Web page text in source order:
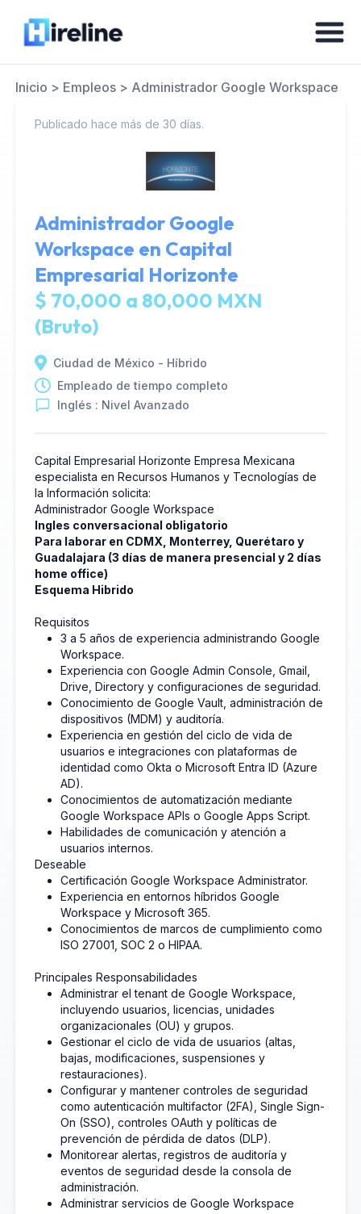
Inicio > Empleos> Administrador Google Workspace
Publicado hace más de 30 días.
Administrador Google
Workspace en Capital
Empresarial Horizonte
$ 70,000 a 80,000 MXN
(Bruto)
Ciudad de México - Híbrido
Empleado de tiempo completo
Inglés : Nivel Avanzado
Capital Empresarial Horizonte Empresa Mexicana
especialista en Recursos Humanos y Tecnologías de
la Información solicita:
Administrador Google Workspace
Ingles conversacional obligatorio
Para laborar en CDMX, Monterrey, Querétaro y
Guadalajara (3 días de manera presencial y 2 días
home office)
Esquema Hibrido
Requisitos
3 a 5 años de experiencia administrando Google
Workspace.
Experiencia con Google Admin Console, Gmail,
Drive, Directory y configuraciones de seguridad.
Conocimiento de Google Vault, administración de
dispositivos (MDM) y auditoría.
Experiencia en gestión del ciclo de vida de
usuarios e integraciones con plataformas de
identidad como Okta o Microsoft Entra ID (Azure
AD).
Conocimientos de automatización mediante
Google Workspace APIs o Google Apps Script.
Habilidades de comunicación y atención a
usuarios internos.
Deseable
Certificación Google Workspace Administrator.
Experiencia en entornos híbridos Google
Workspace y Microsoft 365.
Conocimientos de marcos de cumplimiento como
ISO 27001, SOC 2 o HIPAA.
Principales Responsabilidades
Administrar el tenant de Google Workspace,
incluyendo usuarios, licencias, unidades
organizacionales (OU) y grupos.
Gestionar el ciclo de vida de usuarios (altas,
bajas, modificaciones, suspensiones y
restauraciones).
Configurar y mantener controles de seguridad
como autenticación multifactor (2FA), Single Sign-
On (SSO), controles OAuth y políticas de
prevención de pérdida de datos (DLP).
Monitorear alertas, registros de auditoría y
eventos de seguridad desde la consola de
administración.
Administrar servicios de Google Workspace